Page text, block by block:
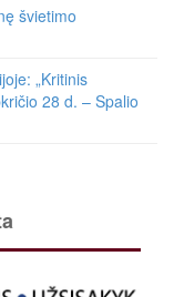
švietimo
„Kritinis
28 d. – Spalio